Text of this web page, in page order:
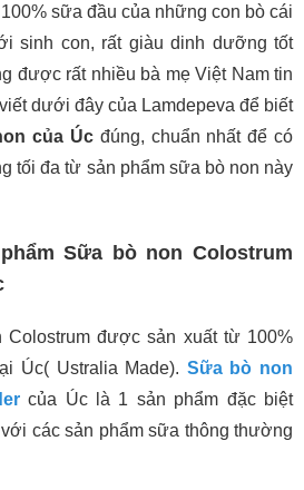
sữa đầu của những con bò cái
sinh con, rất giàu dinh dưỡng tốt
được rất nhiều bà mẹ Việt Nam tin
dưới đây của Lamdepeva để biết
của Úcđúng, chuẩn nhất để có
tối đa từ sản phẩm sữa bò non này
Sữa bò non Colostrum
Colostrum được sản xuất từ 100%
Úc( Ustralia Made). Sữa bò non
của Úc là 1 sản phẩm đặc biệt
các sản phẩm sữa thông thường